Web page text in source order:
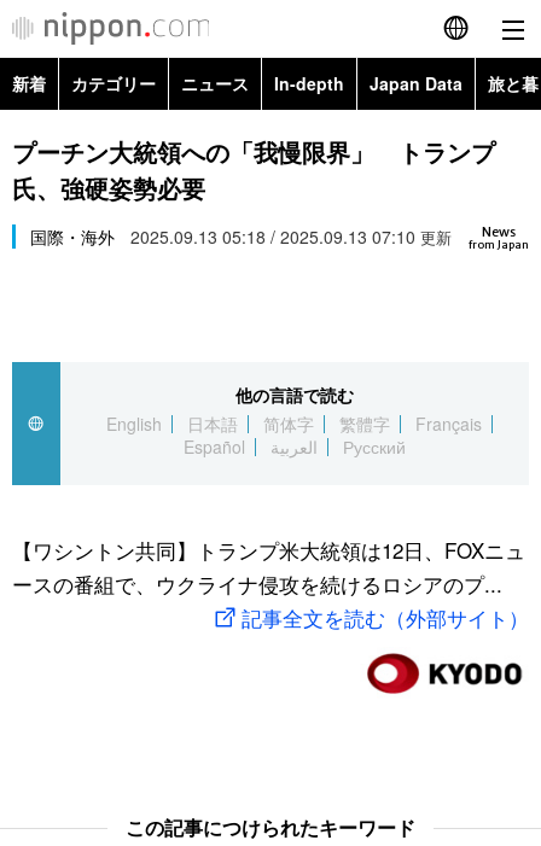
English
简体字
Русский
カテゴリー
経済・ビジネス
国際
文化
トップ
アーカイブ
In-depth
Japan Data
動画/Live
新着 カテゴリー ニュース In-depth Japan Data 旅と
政治・外交
経済・ビジネス
スポーツ・東京2020
Topics
プーチン大統領への「我慢限界」 トランプ
氏、強硬姿勢必要
News
from Japan
国際・海外 2025.09.13 05:18 / 2025.09.13 07:10 更新
他の言語で読む
English
日本語 简体字 繁體字
Français
Español
العربية Русский
【ワシントン共同】トランプ米大統領は12日、FOXニュ
ースの番組で、ウクライナ侵攻を続けるロシアのプ...
記事全文を読む（外部サイト）
この記事につけられたキーワード